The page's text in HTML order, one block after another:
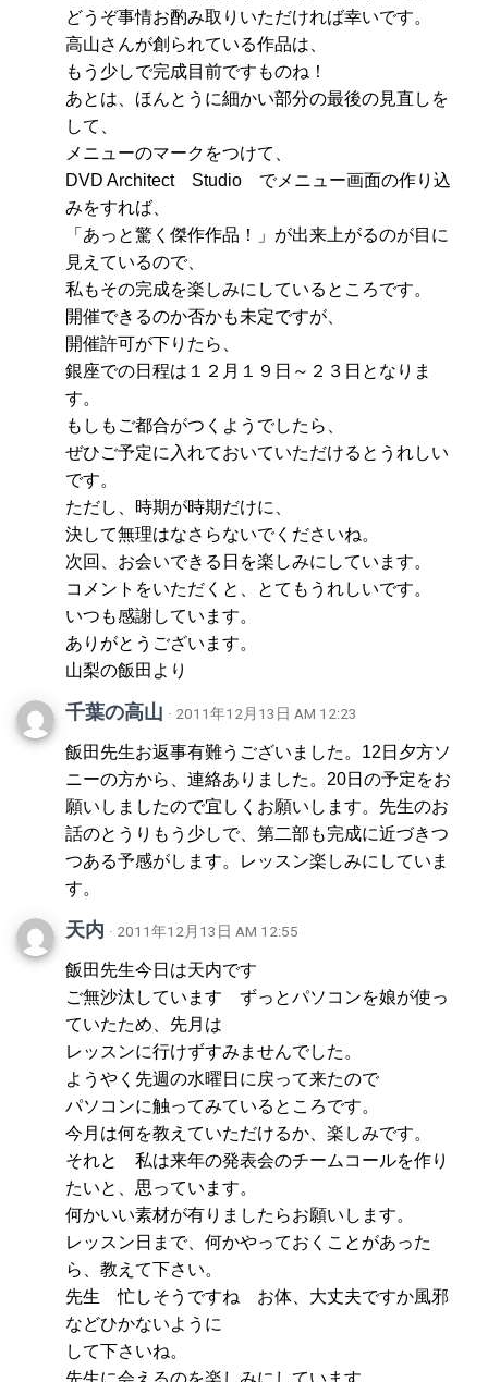
どうぞ事情お酌み取りいただければ幸いです。
高山さんが創られている作品は、
もう少しで完成目前ですものね！
あとは、ほんとうに細かい部分の最後の見直しを
して、
メニューのマークをつけて、
DVD Architect Studio でメニュー画面の作り込
みをすれば、
「あっと驚く傑作作品！」が出来上がるのが目に
見えているので、
私もその完成を楽しみにしているところです。
開催できるのか否かも未定ですが、
開催許可が下りたら、
銀座での日程は１２月１９日～２３日となりま
す。
もしもご都合がつくようでしたら、
ぜひご予定に入れておいていただけるとうれしい
です。
ただし、時期が時期だけに、
決して無理はなさらないでくださいね。
次回、お会いできる日を楽しみにしています。
コメントをいただくと、とてもうれしいです。
いつも感謝しています。
ありがとうございます。
山梨の飯田より
千葉の高山 · 2011年12月13日 AM 12:23
飯田先生お返事有難うございました。12日夕方ソ
ニーの方から、連絡ありました。20日の予定をお
願いしましたので宜しくお願いします。先生のお
話のとうりもう少しで、第二部も完成に近づきつ
つある予感がします。レッスン楽しみにしていま
す。
天内 · 2011年12月13日 AM 12:55
飯田先生今日は天内です
ご無沙汰しています ずっとパソコンを娘が使っ
ていたため、先月は
レッスンに行けずすみませんでした。
ようやく先週の水曜日に戻って来たので
パソコンに触ってみているところです。
今月は何を教えていただけるか、楽しみです。
それと 私は来年の発表会のチームコールを作り
たいと、思っています。
何かいい素材が有りましたらお願いします。
レッスン日まで、何かやっておくことがあった
ら、教えて下さい。
先生 忙しそうですね お体、大丈夫ですか風邪
などひかないように
して下さいね。
先生に会えるのを楽しみにしています。